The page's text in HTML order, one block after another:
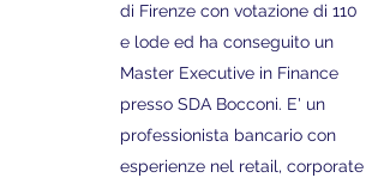
di Firenze con votazione di 110
e lode ed ha conseguito un
Master Executive in Finance
presso SDA Bocconi. E' un
professionista bancario con
esperienze nel retail, corporate